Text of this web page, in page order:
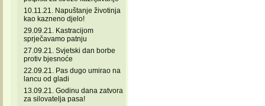
10.11.21. Napuštanje životinja
kao kazneno djelo!
29.09.21. Kastracijom
sprječavamo patnju
27.09.21. Svjetski dan borbe
protiv bjesnoće
22.09.21. Pas dugo umirao na
lancu od gladi
13.09.21. Godinu dana zatvora
za silovatelja pasa!